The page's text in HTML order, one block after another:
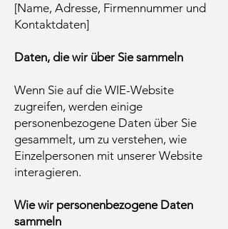
[Name, Adresse, Firmennummer und
Kontaktdaten]
Daten, die wir über Sie sammeln
Wenn Sie auf die WIE-Website
zugreifen, werden einige
personenbezogene Daten über Sie
gesammelt, um zu verstehen, wie
Einzelpersonen mit unserer Website
interagieren.
Wie wir personenbezogene Daten
sammeln